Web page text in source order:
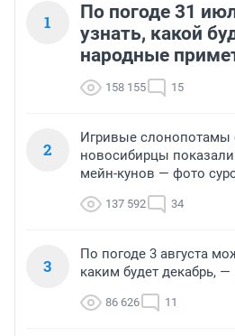
1
По погоде 31
узнать, какой
народные
158 155 15
2
Игривые слонопотамы
новосибирцы
мейн-кунов — фото
137 592 34
3
По погоде 3 августа
каким будет декабрь,
86 626 11